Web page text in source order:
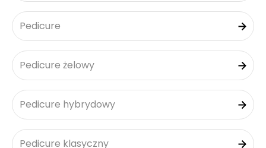
Pedicure
Pedicure żelowy
Pedicure hybrydowy
Pedicure klasyczny